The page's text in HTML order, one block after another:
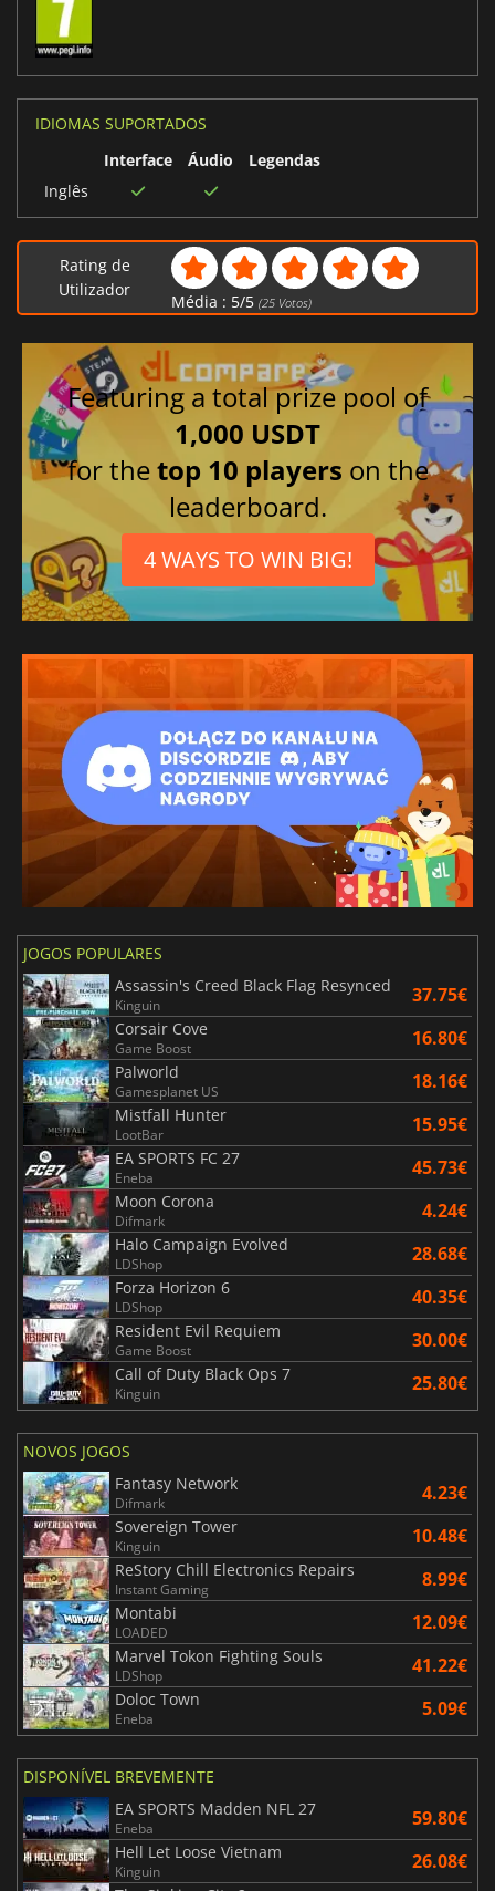
IDIOMAS SUPORTADOS
Interface
Áudio
Legendas
Inglês
Rating de
Utilizador
Média : 5/5 (25Votos)
Featuring a total prize pool of
1,000 USDT
for thetop 10 players on the
leaderboard.
4 WAYS TO WIN BIG!
JOGOS POPULARES
Assassin's Creed Black Flag Resynced
Kinguin 37.75€
Corsair Cove
Game Boost 16.80€
Palworld
Gamesplanet US 18.16€
Mistfall Hunter
LootBar 15.95€
EA SPORTS FC 27
Eneba 45.73€
Moon Corona
Difmark 4.24€
Halo Campaign Evolved
LDShop 28.68€
Forza Horizon 6
LDShop 40.35€
Resident Evil Requiem
Game Boost 30.00€
Call of Duty Black Ops 7
Kinguin 25.80€
NOVOS JOGOS
Fantasy Network
Difmark 4.23€
Sovereign Tower
Kinguin 10.48€
ReStory Chill Electronics Repairs
Instant Gaming 8.99€
Montabi
LOADED 12.09€
Marvel Tokon Fighting Souls
LDShop 41.22€
Doloc Town
Eneba 5.09€
DISPONÍVEL BREVEMENTE
EA SPORTS Madden NFL 27
Eneba 59.80€
Hell Let Loose Vietnam
Kinguin 26.08€